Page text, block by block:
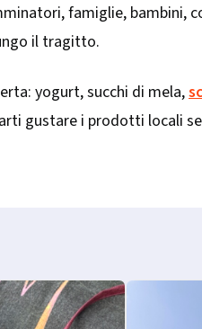
famiglie, bambini,
il tragitto.
yogurt, succhi di mela,
gustare i prodotti locali